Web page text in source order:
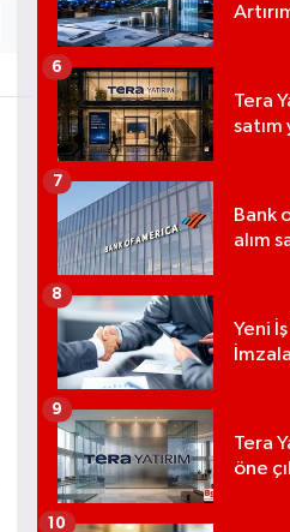
Tera
satım
6
Bank
alım
7
Yeni
8
Tera
öne
9
10